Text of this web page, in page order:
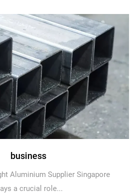
business
Aluminium Supplier Singapore
a crucial role...